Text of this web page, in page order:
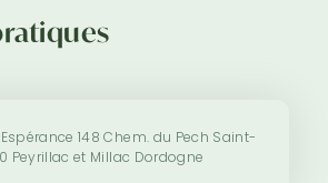
148 Chem. du Pech Saint-
Peyrillac et Millac Dordogne